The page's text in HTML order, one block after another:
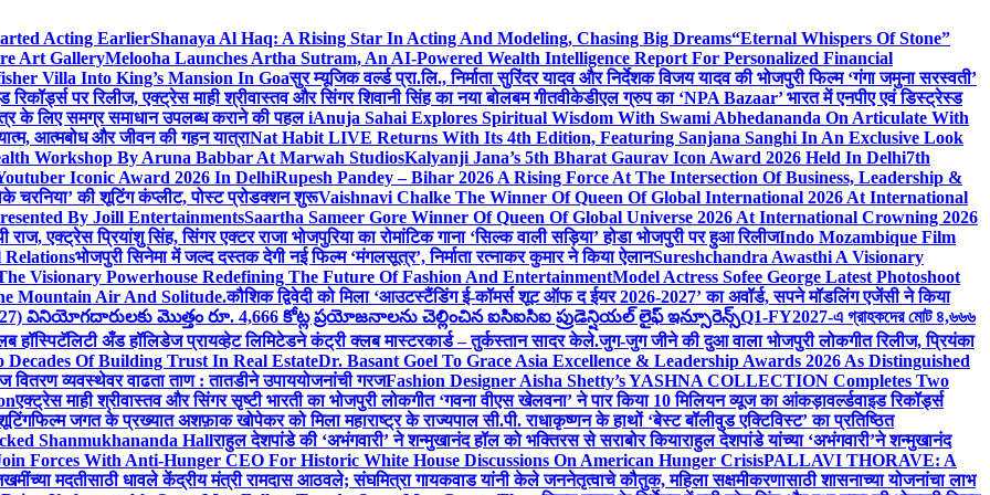
Acting EarlierShanaya Al Haq: A Rising Star In Acting And Modeling, Chasing Big Dreams“Eternal Whispers Of Stone”
Art GalleryMelooha Launches Artha Sutram, An AI-Powered Wealth Intelligence Report For Personalized Financial
Villa Into King’s Mansion In Goaसुर म्यूजिक वर्ल्ड प्रा.लि., निर्माता सुरिंदर यादव और निर्देशक विजय यादव की भोजपुरी फिल्म ‘गंगा जमुना सरस्वती’
रिकॉर्ड्स पर रिलीज, एक्ट्रेस माही श्रीवास्तव और सिंगर शिवानी सिंह का नया बोलबम गीतवीकेडीएल ग्रुप का ‘NPA Bazaar’ भारत में एनपीए एवं डिस्ट्रेस्ड
के लिए समग्र समाधान उपलब्ध कराने की पहल iAnuja Sahai Explores Spiritual Wisdom With Swami Abhedananda On Articulate With
आत्मबोध और जीवन की गहन यात्राNat Habit LIVE Returns With Its 4th Edition, Featuring Sanjana Sanghi In An Exclusive Look
Workshop By Aruna Babbar At Marwah StudiosKalyanji Jana’s 5th Bharat Gaurav Icon Award 2026 Held In Delhi7th
Iconic Award 2026 In DelhiRupesh Pandey – Bihar 2026 A Rising Force At The Intersection Of Business, Leadership &
चरनिया’ की शूटिंग कंप्लीट, पोस्ट प्रोडक्शन शुरूVaishnavi Chalke The Winner Of Queen Of Global International 2026 At International
By Joill EntertainmentsSaartha Sameer Gore Winner Of Queen Of Global Universe 2026 At International Crowning 2026
राज, एक्ट्रेस प्रियांशु सिंह, सिंगर एक्टर राजा भोजपुरिया का रोमांटिक गाना ‘सिल्क वाली सड़िया’ होडा भोजपुरी पर हुआ रिलीजIndo Mozambique Film
भोजपुरी सिनेमा में जल्द दस्तक देगी नई फिल्म ‘मंगलसूत्र’, निर्माता रत्नाकर कुमार ने किया ऐलानSureshchandra Awasthi A Visionary
Visionary Powerhouse Redefining The Future Of Fashion And EntertainmentModel Actress Sofee George Latest Photoshoot
Mountain Air And Solitude.कौशिक द्विवेदी को मिला ‘आउटस्टैंडिंग ई-कॉमर्स शूट ऑफ द ईयर 2026-2027’ का अवॉर्ड, सपने मॉडलिंग एजेंसी ने किया
వినియోగదారులకు మొత్తం రూ. 4,666 కోట్ల ప్రయోజనాలను చెల్లించిన ఐసిఐసిఐ ప్రుడెన్షియల్ లైఫ్ ఇన్సూరెన్స్Q1-FY2027-এ গ্রাহকদের মোট ৪,৬৬৬
हॉस्पिटॅलिटी अँड हॉलिडेज प्रायव्हेट लिमिटेडने कंट्री क्लब मास्टरकार्ड – तुर्कस्तान सादर केले.जुग-जुग जीने की दुआ वाला भोजपुरी लोकगीत रिलीज, प्रियंका
Of Building Trust In Real EstateDr. Basant Goel To Grace Asia Excellence & Leadership Awards 2026 As Distinguished
वितरण व्यवस्थेवर वाढता ताण : तातडीने उपाययोजनांची गरजFashion Designer Aisha Shetty’s YASHNA COLLECTION Completes Two
एक्ट्रेस माही श्रीवास्तव और सिंगर सृष्टी भारती का भोजपुरी लोकगीत ‘गवना वीएस खेलवना’ ने पार किया 10 मिलियन व्यूज का आंकड़ावर्ल्डवाइड रिकॉर्ड्स
फिल्म जगत के प्रख्यात अशफ़ाक खोपेकर को मिला महाराष्ट्र के राज्यपाल सी.पी. राधाकृष्णन के हाथों ‘बेस्ट बॉलीवुड एक्टिविस्ट’ का प्रतिष्ठित
Shanmukhananda Hallराहुल देशपांडे की ‘अभंगवारी’ ने शन्मुखानंद हॉल को भक्तिरस से सराबोर कियाराहुल देशपांडे यांच्या ‘अभंगवारी’ने शन्मुखानंद
Forces With Anti-Hunger CEO For Historic White House Discussions On American Hunger CrisisPALLAVI THORAVE: A
मदतीसाठी धावले केंद्रीय मंत्री रामदास आठवले; संघमित्रा गायकवाड यांनी केले जननेतृत्वाचे कौतुक, महिला सक्षमीकरणासाठी शासनाच्या योजनांचा लाभ